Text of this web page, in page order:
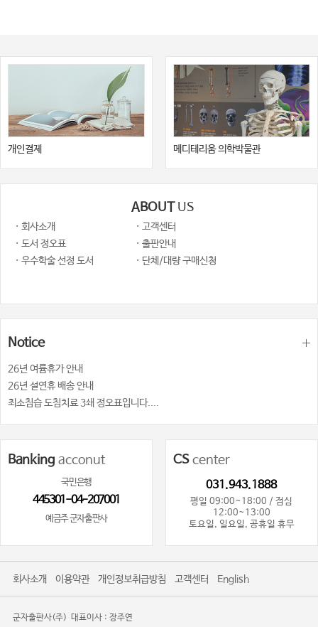
개인결제 메디테리움 의학박물관
ABOUT US
· 회사소개
· 고객센터
· 도서 정오표
· 출판안내
· 우수학술 선정 도서
· 단체/대량 구매신청
Notice
26년 여륨휴가 안내
26년 설연휴 배송 안내
최소침습 도침치료 3쇄 정오표입니다....
Banking acconut
국민은행
445301-04-207001
예금주 군자출판사
CScenter
031.943.1888
평일 09:00~18:00 / 점심
12:00~13:00
토요일, 일요일, 공휴일 휴무
회사소개 이용약관 개인정보취급방침 고객센터 English
군자출판사(주) 대표이사 : 장주연